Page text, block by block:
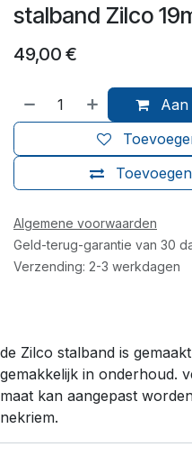
stalband Zilco
49,00 €
Aan
Algemene voorwaarden
Geld-terug-garantie van 30
Verzending: 2-3 werkdagen
de Zilco stalband is
gemakkelijk in onderhoud.
maat kan aangepast
nekriem.